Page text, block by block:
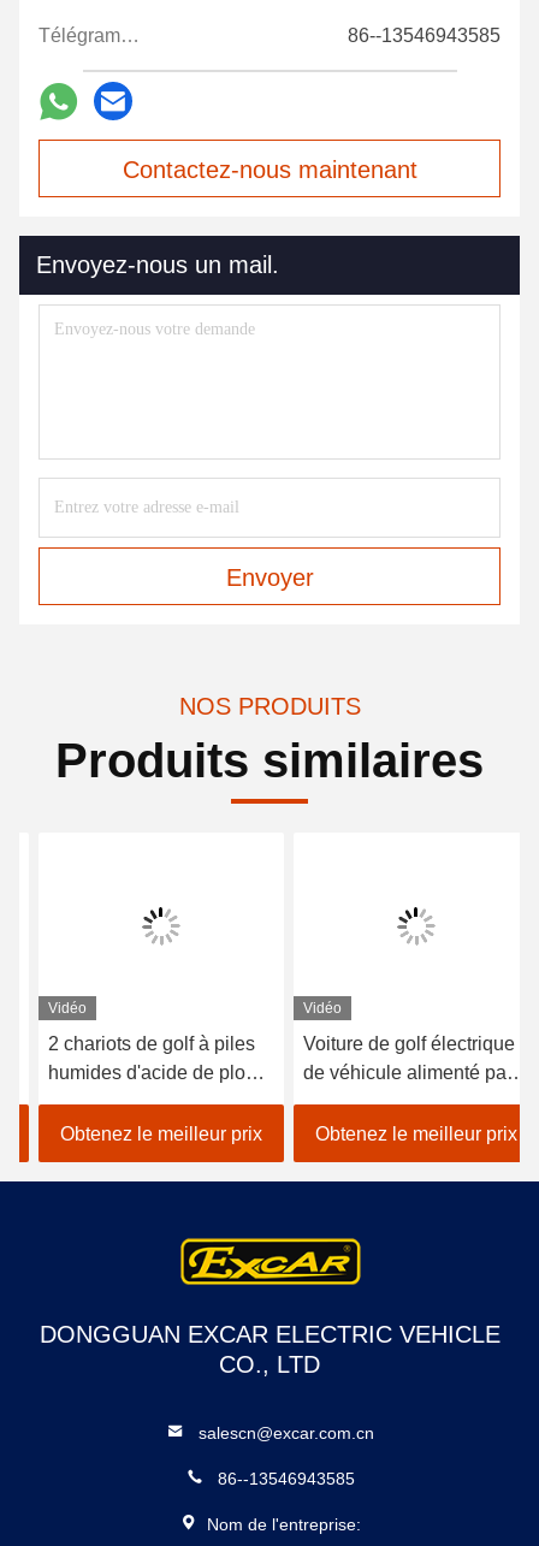
Télégramme: 86--13546943585
Contactez-nous maintenant
Envoyez-nous un mail.
Envoyer
NOS PRODUITS
Produits similaires
Vidéo
2 chariots de golf à piles
humides d'acide de plomb
de sièges/golf avec des
erreurs électrique de
voiture
Obtenez le meilleur prix
Vidéo
Voiture de golf électrique
de véhicule alimenté par
batterie au lithium 48V
EXCAR A1S6 + 2 blanc
Obtenez le meilleur prix
DONGGUAN EXCAR ELECTRIC VEHICLE
CO., LTD
salescn@excar.com.cn
86--13546943585
Nom de l'entreprise: